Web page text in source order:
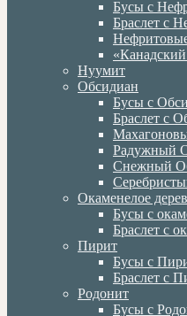
Бусы с
Браслет с
Нуумит
Обсидиан
Бусы с
Браслет с
Радужный
Снежный
Окаменелое
Бусы с
Браслет с
Пирит
Бусы с
Браслет с
Родонит
Бусы с